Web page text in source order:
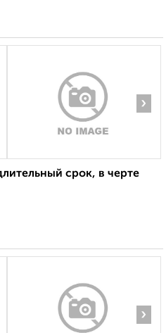
›
срок, в черте
›